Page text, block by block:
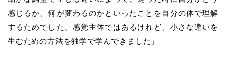
感じるか、何が変わるのかといったことを自分の体で理解
するためでした。感覚主体ではあるけれど、小さな違いを
生むための方法を独学で学んできました」